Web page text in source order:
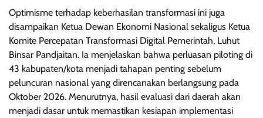
Optimisme terhadap keberhasilan transformasi ini juga
disampaikan Ketua Dewan Ekonomi Nasional sekaligus Ketua
Komite Percepatan Transformasi Digital Pemerintah, Luhut
Binsar Pandjaitan. Ia menjelaskan bahwa perluasan piloting di
43 kabupaten/kota menjadi tahapan penting sebelum
peluncuran nasional yang direncanakan berlangsung pada
Oktober 2026. Menurutnya, hasil evaluasi dari daerah akan
menjadi dasar untuk memastikan kesiapan implementasi